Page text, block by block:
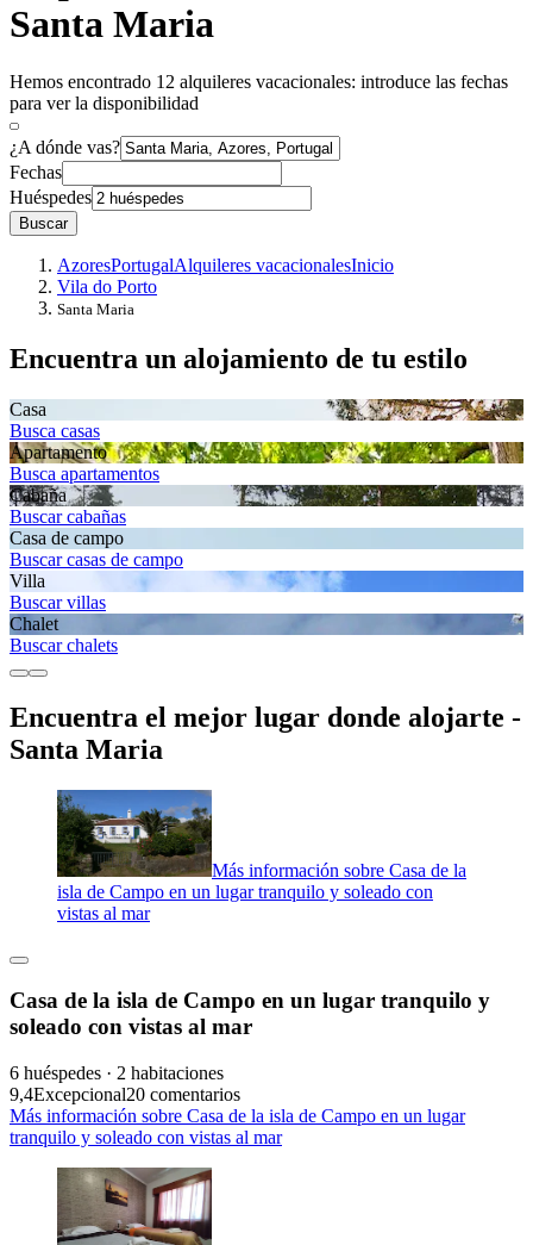
Santa Maria
Hemos encontrado 12 alquileres vacacionales: introduce las fechas
para ver la disponibilidad
¿A dónde vas?
Fechas
Huéspedes
Buscar
AzoresPortugalAlquileres vacacionalesInicio
Vila do Porto
Santa Maria
Encuentra un alojamiento de tu estilo
Casa
Busca casas
Apartamento
Busca apartamentos
Cabaña
Buscar cabañas
Casa de campo
Buscar casas de campo
Villa
Buscar villas
Chalet
Buscar chalets
Encuentra el mejor lugar donde alojarte -
Santa Maria
Más información sobre Casa de la
isla de Campo en un lugar tranquilo y soleado con
vistas al mar
Casa de la isla de Campo en un lugar tranquilo y
soleado con vistas al mar
6 huéspedes · 2 habitaciones
9,4Excepcional20 comentarios
Más información sobre Casa de la isla de Campo en un lugar
tranquilo y soleado con vistas al mar